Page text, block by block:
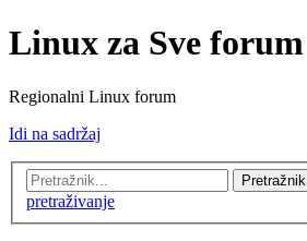
Linux za Sve forum
Regionalni Linux forum
Idi na sadržaj
Pretražnik
pretraživanje